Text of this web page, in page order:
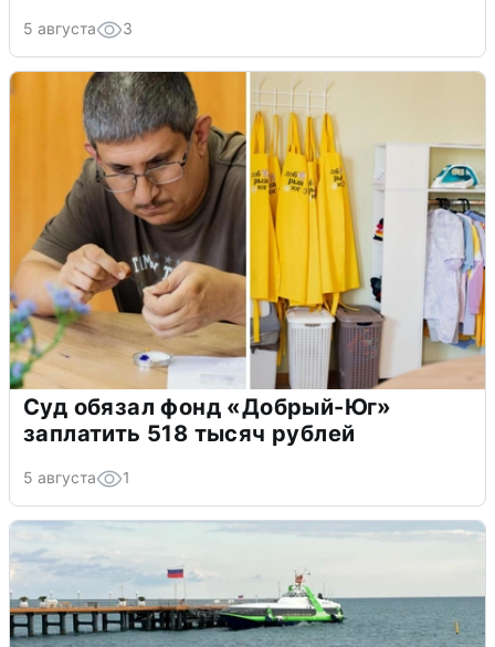
5 августа 3
Суд обязал фонд «Добрый-Юг»
заплатить 518 тысяч рублей
5 августа 1